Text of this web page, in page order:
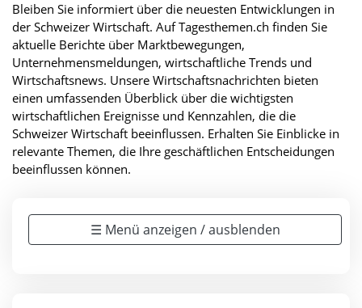
Bleiben Sie informiert über die neuesten Entwicklungen in
der Schweizer Wirtschaft. Auf Tagesthemen.ch finden Sie
aktuelle Berichte über Marktbewegungen,
Unternehmensmeldungen, wirtschaftliche Trends und
Wirtschaftsnews. Unsere Wirtschaftsnachrichten bieten
einen umfassenden Überblick über die wichtigsten
wirtschaftlichen Ereignisse und Kennzahlen, die die
Schweizer Wirtschaft beeinflussen. Erhalten Sie Einblicke in
relevante Themen, die Ihre geschäftlichen Entscheidungen
beeinflussen können.
☰ Menü anzeigen / ausblenden